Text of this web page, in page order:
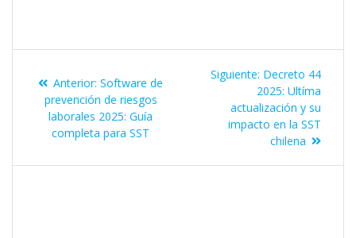
Anterior: Software de
prevención de riesgos
laborales 2025: Guía
completa para SST
Siguiente: Decreto 44
2025: Ultíma
actualización y su
impacto en la SST
chilena